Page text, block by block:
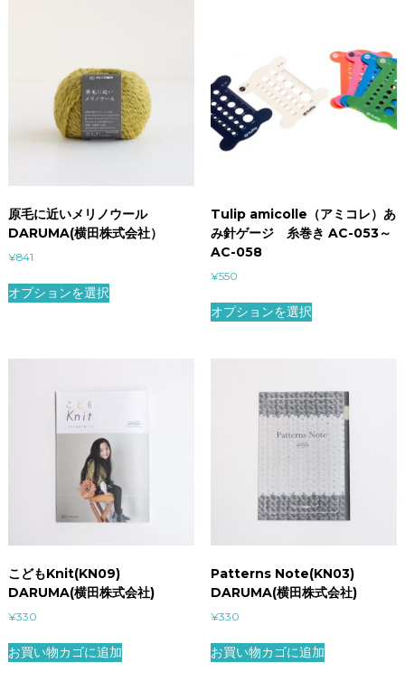
原毛に近いメリノウール
DARUMA(横田株式会社）
¥841
オプションを選択
Tulip amicolle（アミコレ）あ
み針ゲージ 糸巻き AC-053～
AC-058
¥550
オプションを選択
こどもKnit(KN09)
DARUMA(横田株式会社)
¥330
お買い物カゴに追加
Patterns Note(KN03)
DARUMA(横田株式会社)
¥330
お買い物カゴに追加